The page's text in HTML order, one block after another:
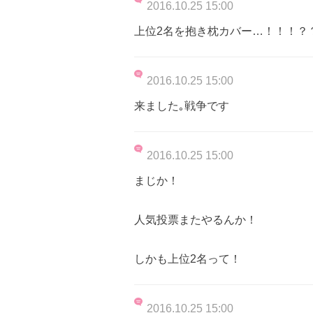
2016.10.25 15:00
上位2名を抱き枕カバー…！！！？
2016.10.25 15:00
来ました｡戦争です
2016.10.25 15:00
まじか！
人気投票またやるんか！
しかも上位2名って！
2016.10.25 15:00